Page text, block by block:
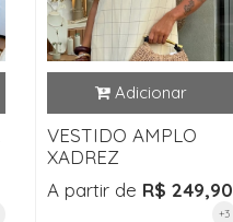
VESTIDO AMPLO
XADREZ
A partir de R$ 249,90
+3